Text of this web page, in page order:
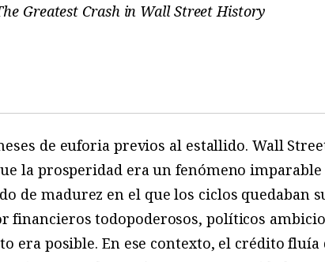
Greatest Crash in Wall Street History
de euforia previos al estallido. Wall
la prosperidad era un fenómeno
de madurez en el que los ciclos quedaban
financieros todopoderosos, políticos
era posible. En ese contexto, el crédito fluía